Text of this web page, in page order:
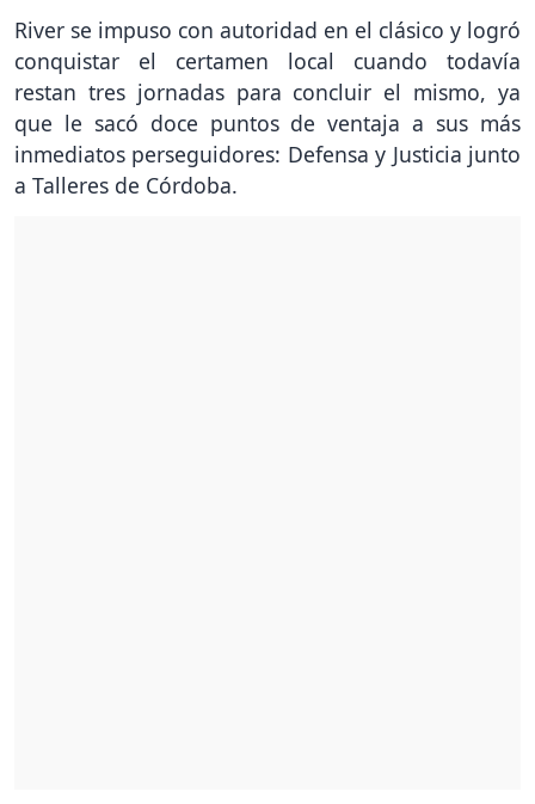
River se impuso con autoridad en el clásico y logró
conquistar el certamen local cuando todavía
restan tres jornadas para concluir el mismo, ya
que le sacó doce puntos de ventaja a sus más
inmediatos perseguidores: Defensa y Justicia junto
a Talleres de Córdoba.